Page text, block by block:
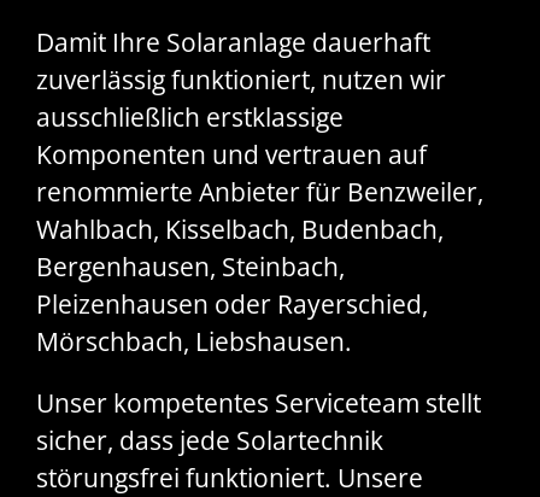
Damit Ihre Solaranlage dauerhaft
zuverlässig funktioniert, nutzen wir
ausschließlich erstklassige
Komponenten und vertrauen auf
renommierte Anbieter für Benzweiler,
Wahlbach, Kisselbach, Budenbach,
Bergenhausen, Steinbach,
Pleizenhausen oder Rayerschied,
Mörschbach, Liebshausen.
Unser kompetentes Serviceteam stellt
sicher, dass jede Solartechnik
störungsfrei funktioniert. Unsere